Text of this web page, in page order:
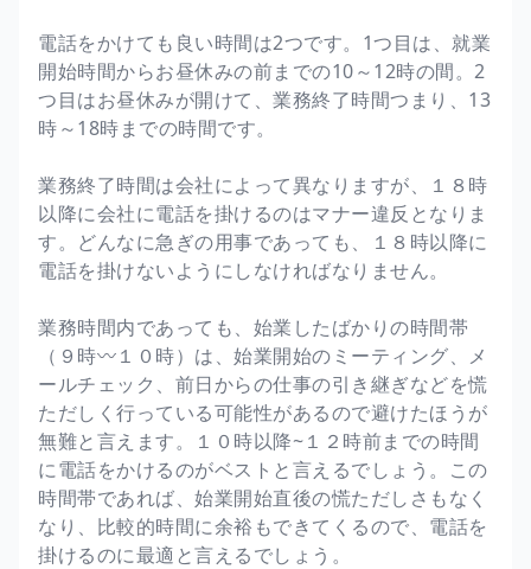
電話をかけても良い時間は2つです。1つ目は、就業
開始時間からお昼休みの前までの10～12時の間。2
つ目はお昼休みが開けて、業務終了時間つまり、13
時～18時までの時間です。
業務終了時間は会社によって異なりますが、１８時
以降に会社に電話を掛けるのはマナー違反となりま
す。どんなに急ぎの用事であっても、１８時以降に
電話を掛けないようにしなければなりません。
業務時間内であっても、始業したばかりの時間帯
（９時〰１０時）は、始業開始のミーティング、メ
ールチェック、前日からの仕事の引き継ぎなどを慌
ただしく行っている可能性があるので避けたほうが
無難と言えます。１０時以降~１２時前までの時間
に電話をかけるのがベストと言えるでしょう。この
時間帯であれば、始業開始直後の慌ただしさもなく
なり、比較的時間に余裕もできてくるので、電話を
掛けるのに最適と言えるでしょう。